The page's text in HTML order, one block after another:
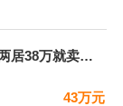
范阳路边 钻石商圈 2层步梯两居38万就卖哦！
43万元